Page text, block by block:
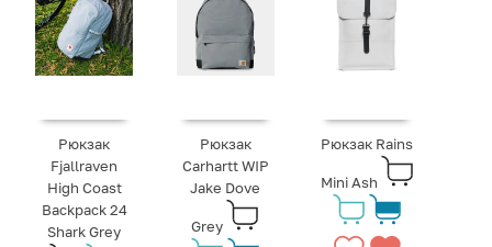
Рюкзак
Fjallraven
High Coast
Backpack 24
Shark Grey
Рюкзак
Carhartt WIP
Jake Dove
Grey
Рюкзак Rains
Mini Ash